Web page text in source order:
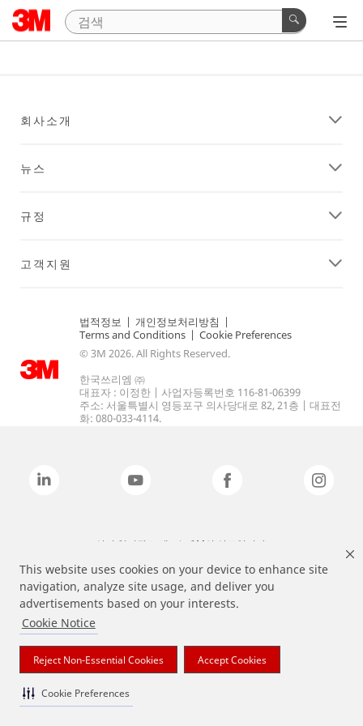
This website uses cookies on your device to enhance site
navigation, analyze site usage, and deliver you
advertisements based on your interests.
Cookie Notice
Reject Non-Essential Cookies Accept Cookies
Cookie Preferences
회사소개
뉴스
규정
고객지원
법적정보 | 개인정보처리방침 |
Terms and Conditions | Cookie Preferences
© 3M 2026. All Rights Reserved.
한국쓰리엠 ㈜
대표자 : 이정한 | 사업자등록번호 116-81-06399
주소: 서울특별시 영등포구 의사당대로 82, 21층 | 대표전
화: 080-033-4114.
상기 열거된 브랜드는 3M의 상표입니다.